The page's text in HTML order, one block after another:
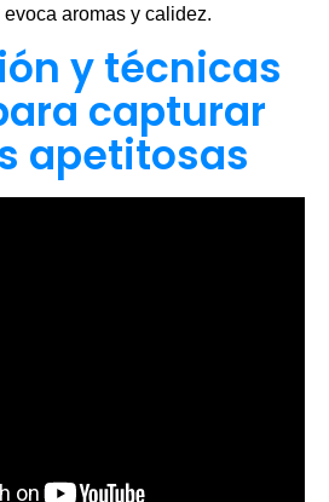
aromas y calidez.
y técnicas
capturar
apetitosas